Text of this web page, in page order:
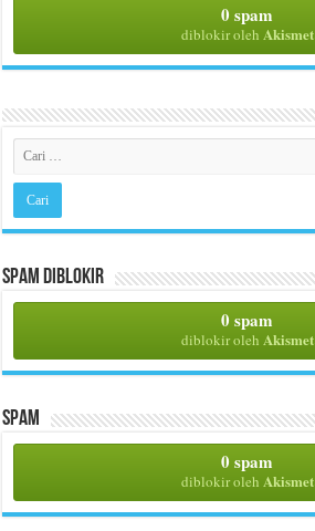
0 spam
diblokir oleh Akismet
Spam Diblokir
0 spam
diblokir oleh Akismet
Spam
0 spam
diblokir oleh Akismet